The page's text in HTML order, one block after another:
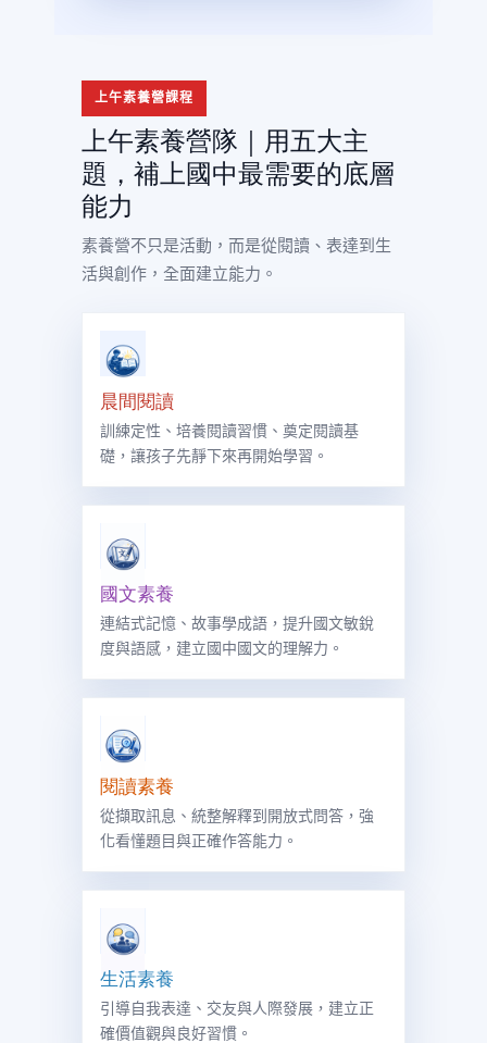
上午素養營課程
上午素養營隊｜用五大主
題，補上國中最需要的底層
能力
素養營不只是活動，而是從閱讀、表達到生
活與創作，全面建立能力。
晨間閱讀
訓練定性、培養閱讀習慣、奠定閱讀基
礎，讓孩子先靜下來再開始學習。
國文素養
連結式記憶、故事學成語，提升國文敏銳
度與語感，建立國中國文的理解力。
閱讀素養
從擷取訊息、統整解釋到開放式問答，強
化看懂題目與正確作答能力。
生活素養
引導自我表達、交友與人際發展，建立正
確價值觀與良好習慣。